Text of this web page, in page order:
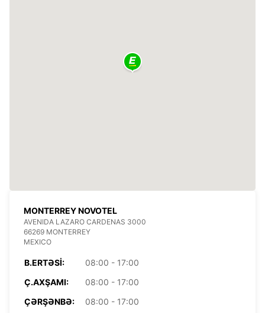
MONTERREY NOVOTEL
AVENIDA LAZARO CARDENAS 3000
66269 MONTERREY
MEXICO
B.ERTƏSI:
08:00 - 17:00
Ç.AXŞAMI:
08:00 - 17:00
ÇƏRŞƏNBƏ:
08:00 - 17:00